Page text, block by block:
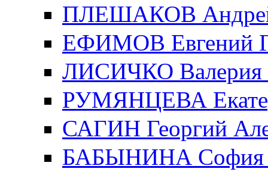
ПЛЕШАКОВ
ЕФИМОВ Евгений
ЛИСИЧКО Валерия
РУМЯНЦЕВА
САГИН Георгий
БАБЫНИНА София